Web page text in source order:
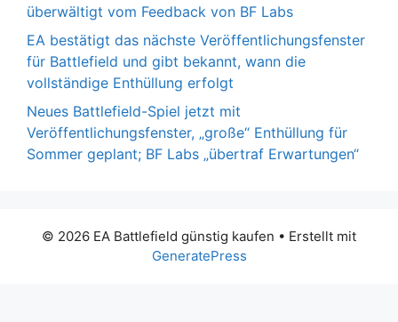
überwältigt vom Feedback von BF Labs
EA bestätigt das nächste Veröffentlichungsfenster
für Battlefield und gibt bekannt, wann die
vollständige Enthüllung erfolgt
Neues Battlefield-Spiel jetzt mit
Veröffentlichungsfenster, „große“ Enthüllung für
Sommer geplant; BF Labs „übertraf Erwartungen“
© 2026 EA Battlefield günstig kaufen • Erstellt mit
GeneratePress